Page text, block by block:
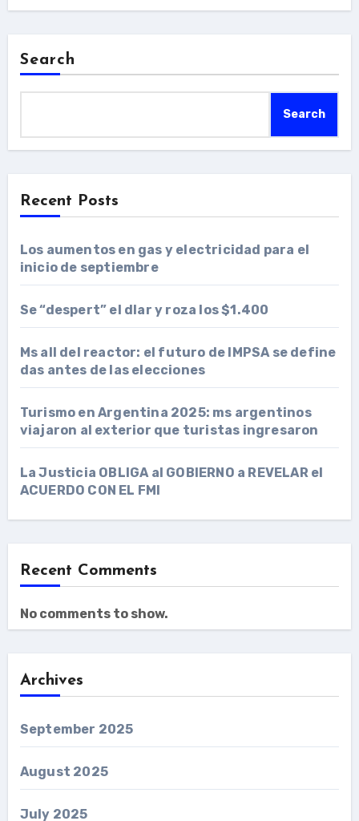
Search
Search
Recent Posts
Los aumentos en gas y electricidad para el
inicio de septiembre
Se “despert” el dlar y roza los $1.400
Ms all del reactor: el futuro de IMPSA se define
das antes de las elecciones
Turismo en Argentina 2025: ms argentinos
viajaron al exterior que turistas ingresaron
La Justicia OBLIGA al GOBIERNO a REVELAR el
ACUERDO CON EL FMI
Recent Comments
No comments to show.
Archives
September 2025
August 2025
July 2025